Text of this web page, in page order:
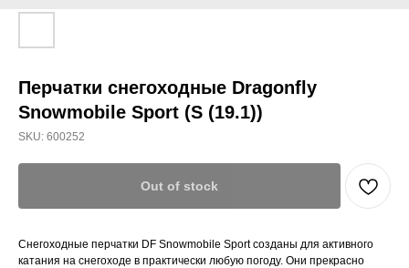
Перчатки снегоходные Dragonfly
Snowmobile Sport (S (19.1))
SKU: 600252
Out of stock
Снегоходные перчатки DF Snowmobile Sport созданы для активного
катания на снегоходе в практически любую погоду. Они прекрасно